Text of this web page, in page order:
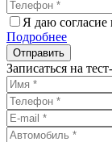
Я даю согласие
Подробнее
Записаться на